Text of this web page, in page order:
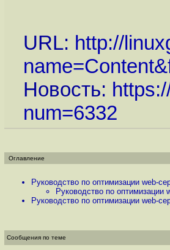
URL: http://
Новость:
num=6332
Оглавление
Руководство по оптимизации web-
Руководство по
Руководство по оптимизации web-
Сообщения по теме